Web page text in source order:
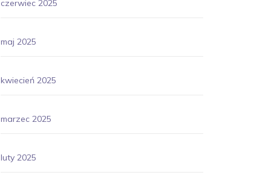
czerwiec 2025
maj 2025
kwiecień 2025
marzec 2025
luty 2025